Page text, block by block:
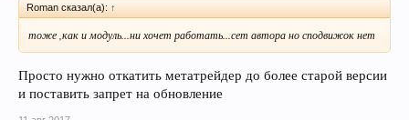
Roman сказал(а): ↑
тоже ,как и модуль...ни хочет работать...сет автора но сподвижок нет
Просто нужно откатить метатрейдер до более старой версии
и поставить запрет на обновление